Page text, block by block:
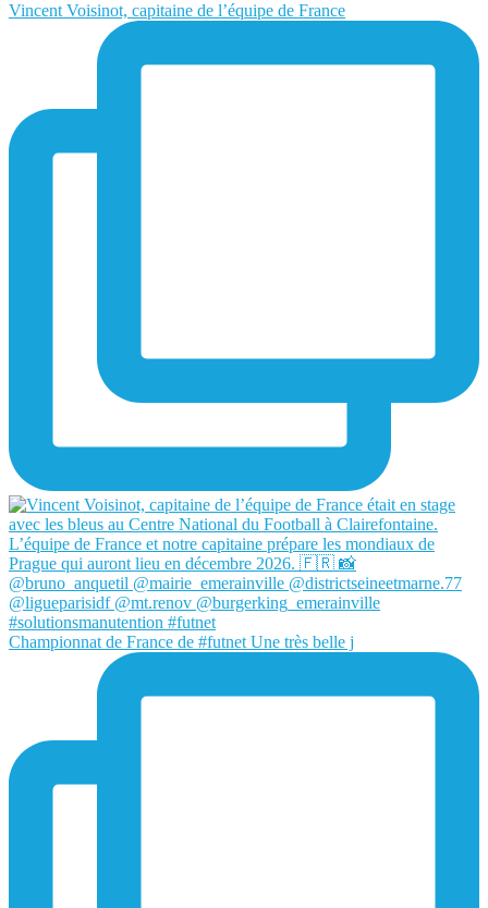
Vincent Voisinot, capitaine de l’équipe de France
Championnat de France de #futnet Une très belle j